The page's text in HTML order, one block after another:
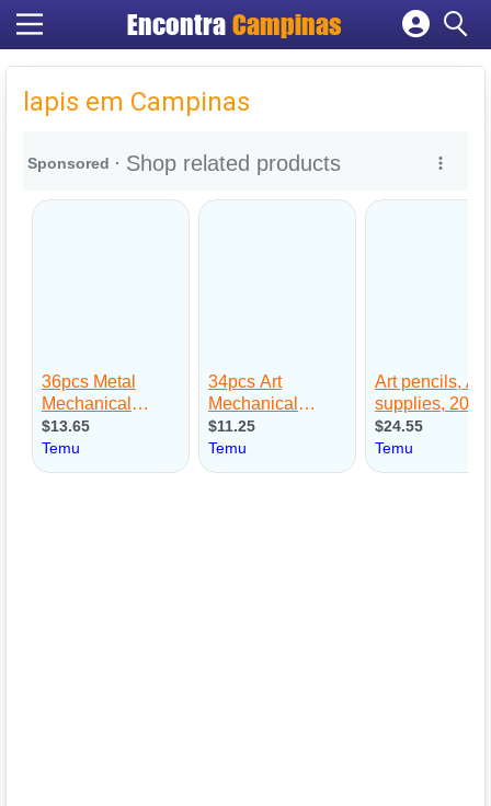
Encontra Campinas
Cadastrar empresa
Criar conta
lapis em Campinas